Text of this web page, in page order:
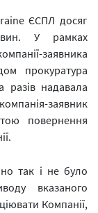
ЄСПЛ досяг
У рамках
заявника
прокуратура
разів надавала
заявник
повернення
так і не було
вказаного
Компанії,